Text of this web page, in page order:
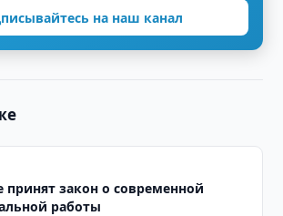
на наш канал
принят закон о современной
работы